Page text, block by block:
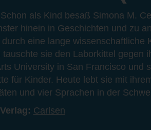
als Kind besaß Simona M.
hinein in Geschichten und zu
eine lange wissenschaftliche
sie den Laborkittel gegen
University in San Francisco und
für Kinder. Heute lebt sie mit
und vier Sprachen in der
Verlag: Carlsen